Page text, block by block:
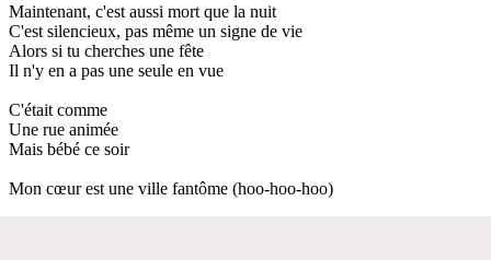
Maintenant, c'est aussi mort que la nuit
C'est silencieux, pas même un signe de vie
Alors si tu cherches une fête
Il n'y en a pas une seule en vue
C'était comme
Une rue animée
Mais bébé ce soir
Mon cœur est une ville fantôme (hoo-hoo-hoo)